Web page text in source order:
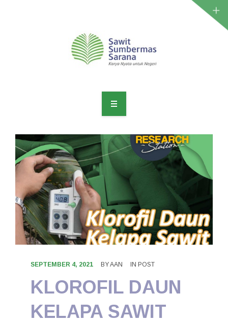
LAYANAN AGRONOMI
PRODUK
PENELITIAN
ARTIKEL
KONTAK
SEPTEMBER 4, 2021 BYAAN IN POST
KLOROFIL DAUN
KELAPA SAWIT